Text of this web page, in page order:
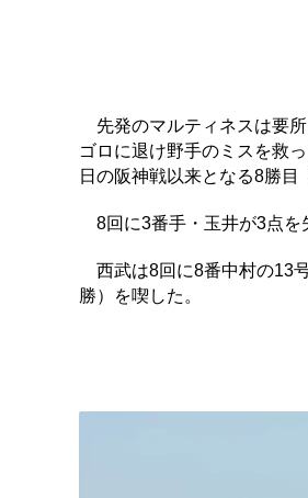
先発のマルティネスは要
ゴロに退け野手のミスを救
日の阪神戦以来となる8勝目
8回に3番手・玉井が3点を
西武は8回に8番中村の13
勝）を喫した。